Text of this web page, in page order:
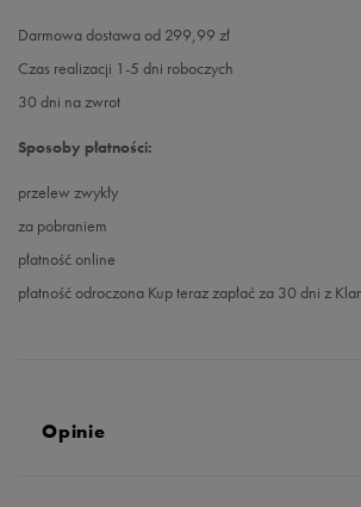
Darmowa dostawa od 299,99 zł
Czas realizacji 1-5 dni roboczych
30 dni na zwrot
Sposoby płatności:
przelew zwykły
za pobraniem
płatność online
płatność odroczona Kup teraz zapłać za 30 dni z
Opinie